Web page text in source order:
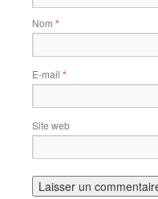
Nom *
E-mail *
Site web